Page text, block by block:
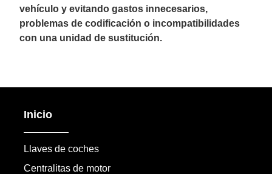
vehículo y evitando gastos innecesarios,
problemas de codificación o incompatibilidades
con una unidad de sustitución.
Inicio
Llaves de coches
Centralitas de motor